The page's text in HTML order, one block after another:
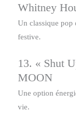
Whitney
Un classique pop
festive.
13. « Shut
MOON
Une option
vie.